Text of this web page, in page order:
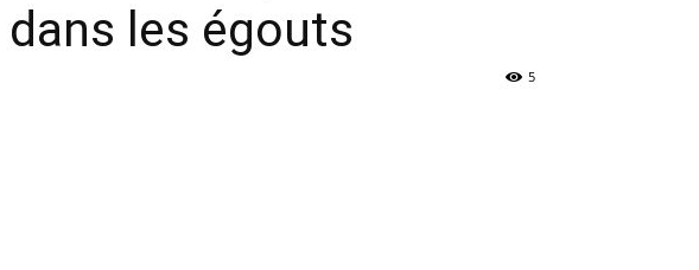
dans les égouts
5